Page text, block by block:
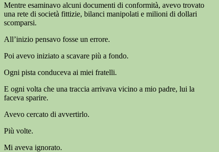
Mentre esaminavo alcuni documenti di conformità, avevo trovato
una rete di società fittizie, bilanci manipolati e milioni di dollari
scomparsi.
All’inizio pensavo fosse un errore.
Poi avevo iniziato a scavare più a fondo.
Ogni pista conduceva ai miei fratelli.
E ogni volta che una traccia arrivava vicino a mio padre, lui la
faceva sparire.
Avevo cercato di avvertirlo.
Più volte.
Mi aveva ignorato.